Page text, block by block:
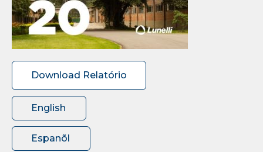
Download Relatório
English
Espanõl